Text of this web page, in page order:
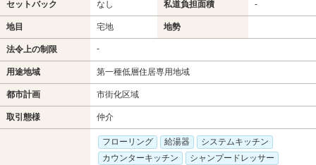
セットバック なし 私道負担面積 -
地目 宅地 地勢
法令上の制限 -
用途地域 第一種低層住居専用地域
都市計画 市街化区域
取引態様 仲介
フローリング 給湯器
システムキッチン
カウンターキッチン
シャンプードレッサー